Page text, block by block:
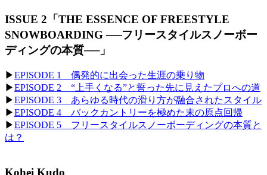
ISSUE 2「THE ESSENCE OF FREESTYLE
SNOWBOARDING ──フリースタイルスノーボー
ディングの本質──」
▶EPISODE 1 偶発的に出会った生涯の乗り物
▶EPISODE 2 “上手くなる”と誓った先に見えたプロへの道
▶EPISODE 3 あらゆる時代の滑り方が融合されたスタイル
▶EPISODE 4 バックカントリーを極めた末の原点回帰
▶EPISODE 5 フリースタイルスノーボーディングの本質と
は？
Kohei Kudo